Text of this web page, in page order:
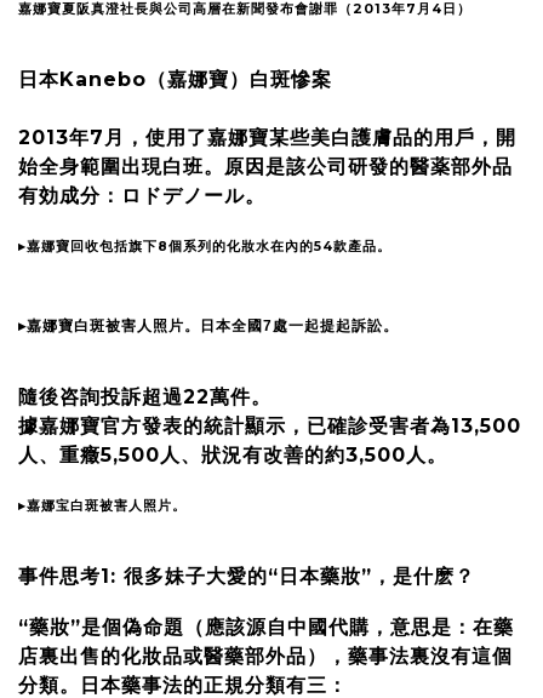
嘉娜寶夏阪真澄社長與公司高層在新聞發布會謝罪（2013年7月4日）
日本Kanebo（嘉娜寶）白斑慘案
2013年7月，使用了嘉娜寶某些美白護膚品的用戶，開
始全身範圍出現白班。原因是該公司研發的醫薬部外品
有効成分：ロドデノール。
▸嘉娜寶回收包括旗下8個系列的化妝水在內的54款產品。
▸嘉娜寶白斑被害人照片。日本全國7處一起提起訴訟。
隨後咨詢投訴超過22萬件。
據嘉娜寶官方發表的統計顯示，已確診受害者為13,500
人、重癥5,500人、狀況有改善的約3,500人。
▸嘉娜宝白斑被害人照片。
事件思考1: 很多妹子大愛的“日本藥妝”，是什麽？
“藥妝”是個偽命題（應該源自中國代購，意思是：在藥
店裏出售的化妝品或醫藥部外品），藥事法裏沒有這個
分類。日本藥事法的正規分類有三：